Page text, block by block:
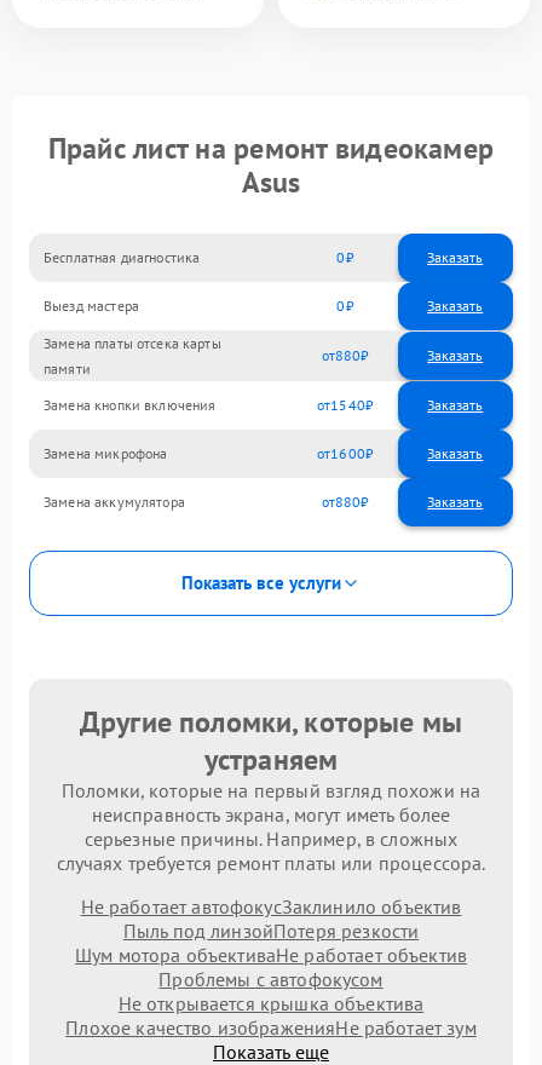
Прайс лист на ремонт видеокамер
Asus
Бесплатная диагностика 0 Заказать
Выезд мастера 0 Заказать
Замена платы отсека карты
памяти
880
Замена кнопки включения 1540
Замена микрофона 1600
Замена аккумулятора 880
Показать все услуги
Другие поломки, которые мы
устраняем
Поломки, которые на первый взгляд похожи на
неисправность экрана, могут иметь более
серьезные причины. Например, в сложных
случаях требуется ремонт платы или процессора.
Не работает автофокусЗаклинило объектив
Пыль под линзойПотеря резкости
Шум мотора объективаНе работает объектив
Проблемы с автофокусом
Не открывается крышка объектива
Плохое качество изображенияНе работает зум
Показать еще